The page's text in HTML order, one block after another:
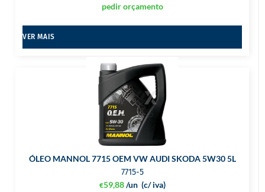
pedir orçamento
VER MAIS
ÓLEO MANNOL 7715 OEM VW AUDI SKODA 5W30 5L
7715-5
€59,88 (c/ iva)
/un